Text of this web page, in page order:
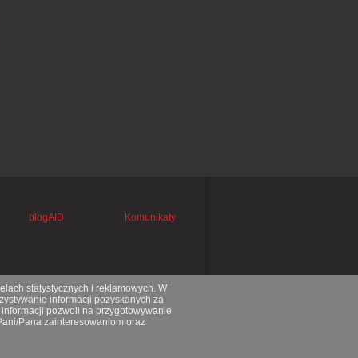
blogAID Komunikaty
statystycznych i reklamowych. W
informacji pozyskanych za
pozwoli na przygotowywanie
Pana zainteresowaniom oraz